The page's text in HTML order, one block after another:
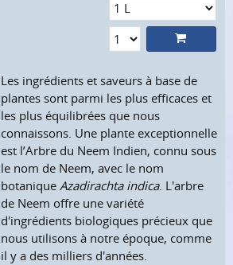
Les ingrédients et saveurs à base de
plantes sont parmi les plus efficaces et
les plus équilibrées que nous
connaissons. Une plante exceptionnelle
est l’Arbre du Neem Indien, connu sous
le nom de Neem, avec le nom
botaniqueAzadirachta indica. L'arbre
de Neem offre une variété
d'ingrédients biologiques précieux que
nous utilisons à notre époque, comme
il y a des milliers d'années.